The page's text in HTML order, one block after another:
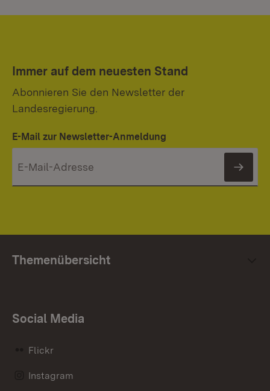
Immer auf dem neuesten Stand
Abonnieren Sie den Newsletter der
Landesregierung.
E-Mail zur Newsletter-Anmeldung
Themenübersicht
Social Media
Flickr
Instagram